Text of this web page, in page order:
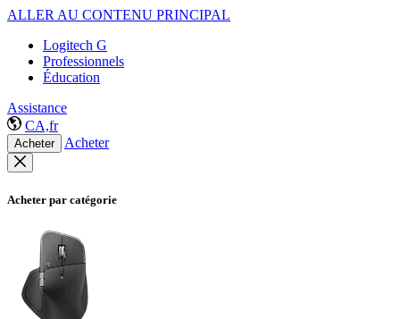
ALLER AU CONTENU PRINCIPAL
Logitech G
Professionnels
Éducation
Assistance
CA,fr
Acheter Acheter
Acheter par catégorie